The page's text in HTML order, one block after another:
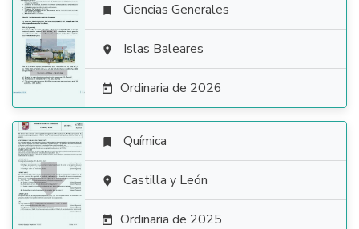

 Ciencias Generales
 Islas Baleares
 Ordinaria de 2026

 Química
 Castilla y León
 Ordinaria de 2025